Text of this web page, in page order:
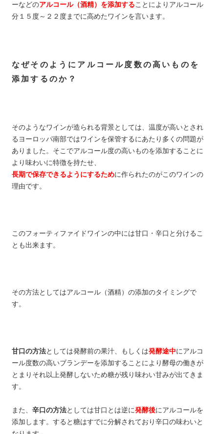
ーなどのアルコール（酒精）を添加することによりアルコール
分１５度～２２度までに高めたワインを言います。
なぜそのようにアルコール度数の高いものを
添加するのか？
そのようなワインが造られる背景としては、温度が高いとされ
るヨーロッパ南部ではワインを保管するにあたり多くの問題が
ありました。そこでアルコール度の高いものを添加することに
より味わいに特徴を持たせ、
長期で保存できるようにするために作られたのがこのワインの
理由です。
このフォーティファイドワインの中には甘口・辛口と分けるこ
とも出来ます。
その方法としてはアルコール（酒精）の添加のタイミングで
す。
甘口の方法としては発酵前の果汁、もしくは発酵途中にアルコ
ール度数の高いブランデーを添加することにより酵母の働きが
とまりそれ以上発酵しないため糖が残り味わい甘みが出てきま
す。
また、 辛口の方法としては甘口とは逆に発酵後にアルコールを
添加します。すると糖はすでに分解されており辛口の味わいと